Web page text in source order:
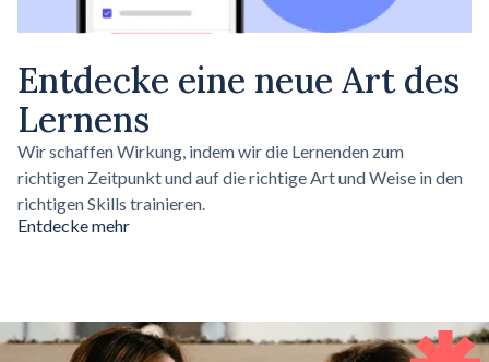
Entdecke eine neue Art des
Lernens
Wir schaffen Wirkung, indem wir die Lernenden zum
richtigen Zeitpunkt und auf die richtige Art und Weise in den
richtigen Skills trainieren.
Entdecke mehr